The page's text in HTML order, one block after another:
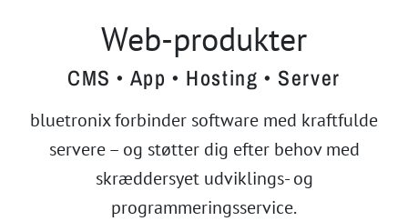
Web-produkter
CMS • App • Hosting • Server
bluetronix forbinder software med kraftfulde
servere – og støtter dig efter behov med
skræddersyet udviklings- og
programmeringsservice.